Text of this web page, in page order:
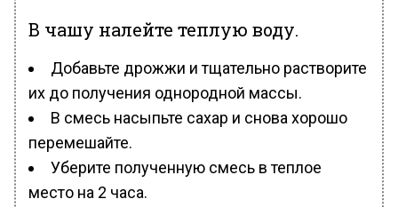
В чашу налейте теплую воду.
Добавьте дрожжи и тщательно растворите
их до получения однородной массы.
В смесь насыпьте сахар и снова хорошо
перемешайте.
Уберите полученную смесь в теплое
место на 2 часа.